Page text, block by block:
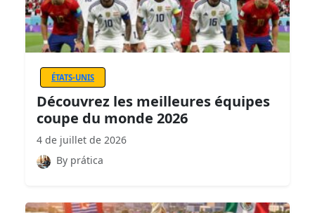
ÉTATS-UNIS
Découvrez les meilleures équipes
coupe du monde 2026
4 de juillet de 2026
By prática